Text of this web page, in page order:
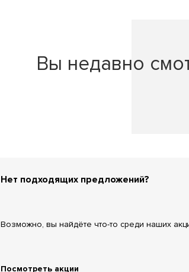
Вы недавно
Нет подходящих предложений?
Возможно, вы найдёте что-то среди наших
Посмотреть акции